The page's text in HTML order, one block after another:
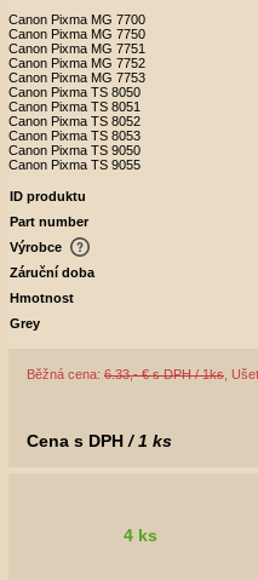
Canon Pixma MG 7700
Canon Pixma MG 7750
Canon Pixma MG 7751
Canon Pixma MG 7752
Canon Pixma MG 7753
Canon Pixma TS 8050
Canon Pixma TS 8051
Canon Pixma TS 8052
Canon Pixma TS 8053
Canon Pixma TS 9050
Canon Pixma TS 9055
ID produktu
Part number
Výrobce
Záruční doba
Hmotnost
Grey
Běžná cena: 6.33,- € s DPH / 1ks ,
Cena s DPH/ 1 ks
4 ks